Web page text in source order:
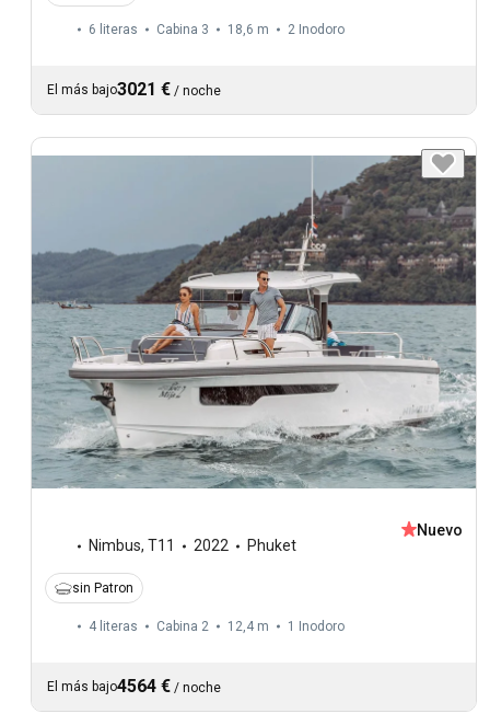
6 literas Cabina 3 18,6 m 2 Inodoro
El más bajo3021 € / noche
Nimbus, T11 2022 Phuket
Nuevo
sin Patron
4 literas Cabina 2 12,4 m 1 Inodoro
El más bajo4564 € / noche